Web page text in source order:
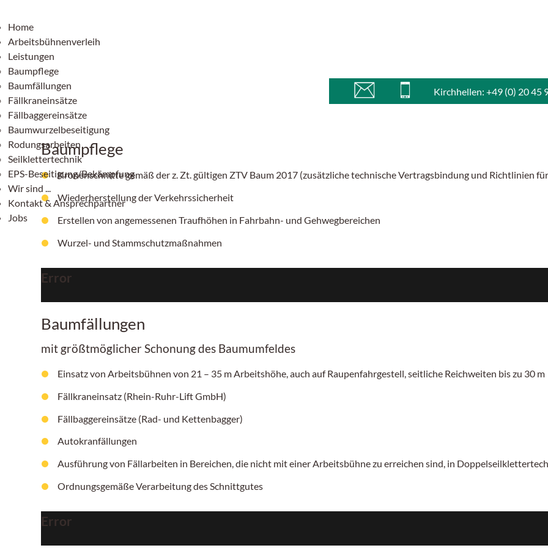
Home
Arbeitsbühnenverleih
Leistungen
Baumpflege
Baumfällungen
Fällkraneinsätze
Fällbaggereinsätze
Baumwurzelbeseitigung
Rodungsarbeiten
Seilklettertechnik
EPS-Beseitigung/Bekämpfung
Wir sind ...
Kontakt & Ansprechpartner
Jobs
Kirchhellen: +49 (0) 20 45
Baumpflege
Kronenschnitte gemäß der z. Zt. gültigen ZTV Baum 2017 (zusätzliche technische Vertragsbindung und Richtlinien
Wiederherstellung der Verkehrssicherheit
Erstellen von angemessenen Traufhöhen in Fahrbahn- und Gehwegbereichen
Wurzel- und Stammschutzmaßnahmen
Error
Baumfällungen
mit größtmöglicher Schonung des Baumumfeldes
Einsatz von Arbeitsbühnen von 21 – 35 mArbeitshöhe, auch auf Raupenfahrgestell, seitliche Reichweiten bis zu 30 m
Fällkraneinsatz (Rhein-Ruhr-Lift GmbH)
Fällbaggereinsätze (Rad- und Kettenbagger)
Autokranfällungen
Ausführung von Fällarbeiten in Bereichen, die nicht mit einer Arbeitsbühne zu erreichen sind, in
Ordnungsgemäße Verarbeitung des Schnittgutes
Error